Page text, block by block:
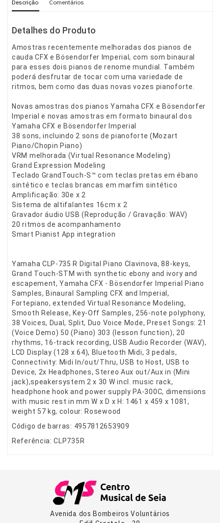
Descrição Comentários
Detalhes do Produto
Amostras recentemente melhoradas dos pianos de
cauda CFX e Bösendorfer Imperial, com som binaural
para esses dois pianos de renome mundial. Também
poderá desfrutar de tocar com uma variedade de
ritmos, bem como das duas novas vozes pianoforte.
Novas amostras dos pianos Yamaha CFX e Bösendorfer
Imperial e novas amostras em formato binaural dos
Yamaha CFX e Bösendorfer Imperial
38 sons, incluindo 2 sons de pianoforte (Mozart
Piano/Chopin Piano)
VRM melhorada (Virtual Resonance Modeling)
Grand Expression Modeling
Teclado GrandTouch-S™ com teclas pretas em ébano
sintético e teclas brancas em marfim sintético
Amplificação: 30e x 2
Sistema de altifalantes 16cm x 2
Gravador áudio USB (Reprodução / Gravação: WAV)
20 ritmos de acompanhamento
Smart Pianist App integration
Yamaha CLP-735 R Digital Piano Clavinova, 88-keys,
Grand Touch-STM with synthetic ebony and ivory and
escapement, Yamaha CFX - Bösendorfer Imperial Piano
Samples, Binaural Sampling CFX and Imperial,
Fortepiano, extended Virtual Resonance Modeling,
Smooth Release, Key-Off Samples, 256-note polyphony,
38 Voices, Dual, Split, Duo Voice Mode, Preset Songs: 21
(Voice Demo) 50 (Piano) 303 (lesson function), 20
rhythms, 16-track recording, USB Audio Recorder (WAV),
LCD Display (128 x 64), Bluetooth Midi, 3 pedals,
Connectivity: Midi In/out/Thru, USB to Host, USB to
Device, 2x Headphones, Stereo Aux out/Aux in (Mini
jack),speakersystem 2 x 30 W incl. music rack,
headphone hook and power supply PA-300C, dimensions
with music rest in mm W x D x H: 1461 x 459 x 1081,
weight 57 kg, colour: Rosewood
Código de barras: 4957812653909
Referência: CLP735R
Avenida dos Bombeiros Voluntários